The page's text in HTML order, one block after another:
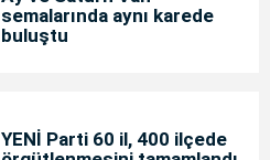
semalarında aynı karede
buluştu
YENİ Parti 60 il, 400 ilçede